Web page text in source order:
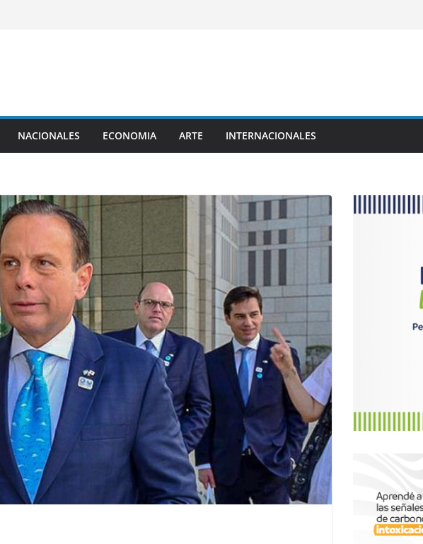
NACIONALES ECONOMIA ARTE INTERNACIONALES